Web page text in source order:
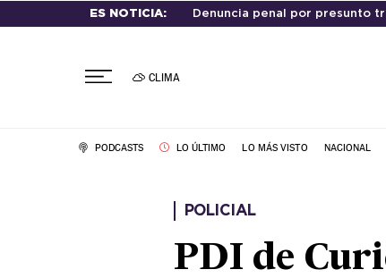
ES NOTICIA: Denuncia penal por presunto
CLIMA
PODCASTS LO ÚLTIMO LO MÁS VISTO NACIONAL
POLICIAL
PDI de